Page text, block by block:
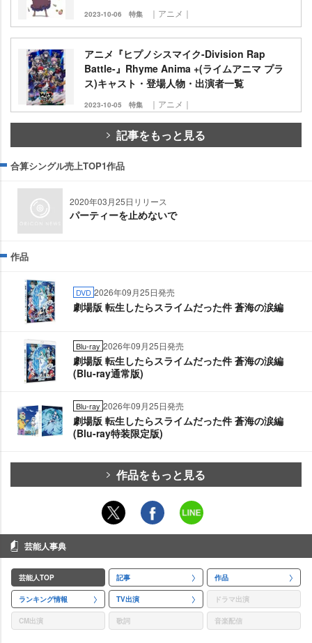
2023-10-06 特集 ｜アニメ｜
アニメ『ヒプノシスマイク-Division Rap
Battle-』Rhyme Anima +(ライムアニマ プラ
ス)キャスト・登場人物・出演者一覧
2023-10-05 特集 ｜アニメ｜
記事をもっと見る
合算シングル売上TOP1作品
2020年03月25日リリース
パーティーを止めないで
作品
DVD 2026年09月25日発売
劇場版 転生したらスライムだった件 蒼海の涙編
Blu-ray 2026年09月25日発売
劇場版 転生したらスライムだった件 蒼海の涙編
(Blu-ray通常版)
Blu-ray 2026年09月25日発売
劇場版 転生したらスライムだった件 蒼海の涙編
(Blu-ray特装限定版)
作品をもっと見る
芸能人事典
芸能人TOP 記事 作品
ランキング情報 TV出演 ドラマ出演
CM出演 歌詞 音楽配信